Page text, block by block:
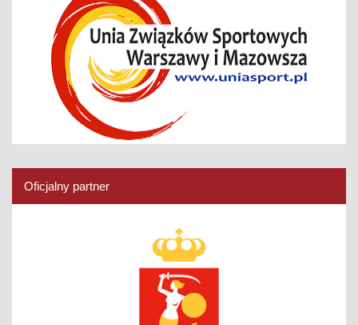
Oficjalny partner